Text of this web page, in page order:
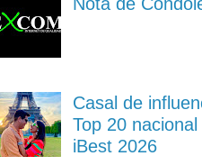
Casal de
Top 20
iBest 2026